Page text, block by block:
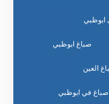
صباغ ابوظبي
العين
صباغ في ابوظبي